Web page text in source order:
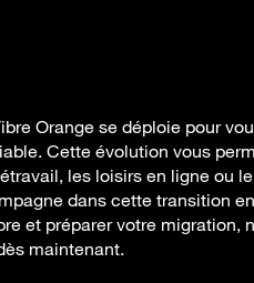
Orange se déploie pour
Cette évolution vous
les loisirs en ligne ou le
dans cette transition
et préparer votre migration,
maintenant.